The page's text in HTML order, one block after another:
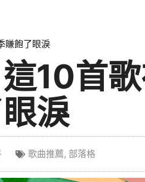
賺飽了眼淚
10首
淚
歌曲推薦, 部落格